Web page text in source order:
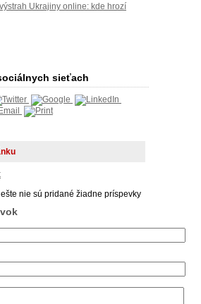
Ukrajiny online: kde hrozí
sieťach
nie sú pridané žiadne príspevky